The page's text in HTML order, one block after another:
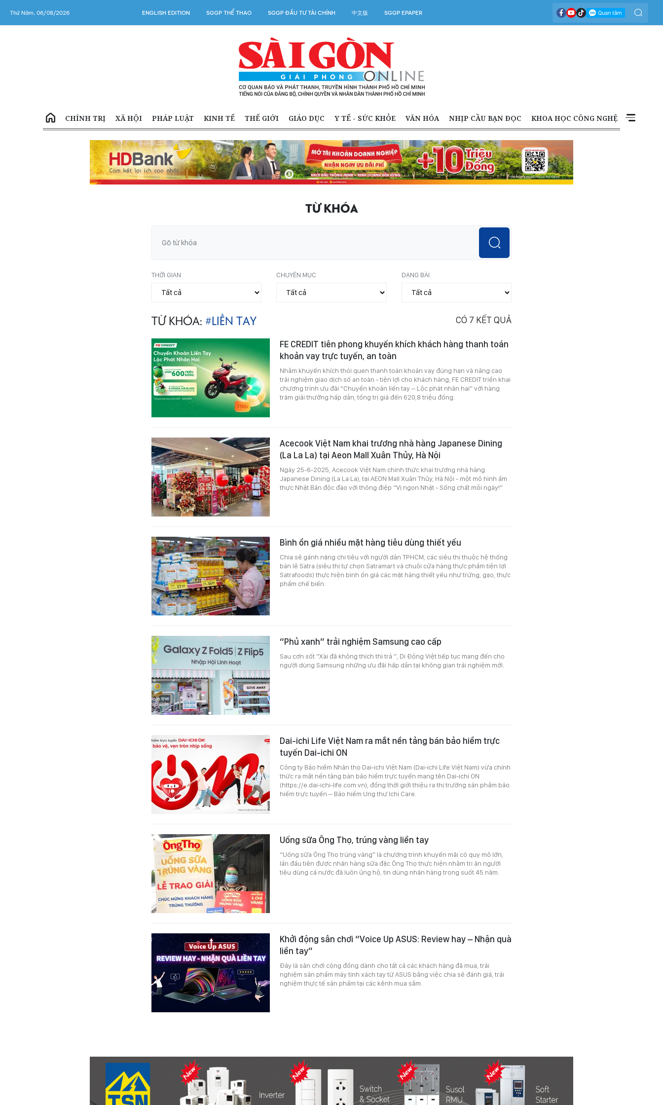
Thứ Năm, 06/08/2026 ENGLISH EDITION SGGP THỂ THAO SGGP ĐẦU TƯ TÀI CHÍNH 中文版 SGGP EPAPER
CHÍNH TRỊ XÃ HỘI PHÁP LUẬT KINH TẾ THẾ GIỚI GIÁO DỤC Y TẾ - SỨC KHỎE VĂN HÓA NHỊP CẦU BẠN ĐỌC KHOA HỌC CÔNG NGHỆ
TỪ KHÓA
THỜI GIAN CHUYÊN MỤC DẠNG BÀI
TỪ KHÓA: #LIỀN TAY CÓ 7 KẾT QUẢ
FE CREDIT tiên phong khuyến khích khách hàng thanh toán
khoản vay trực tuyến, an toàn
Nhằm khuyến khích thói quen thanh toán khoản vay đúng hạn và nâng cao
trải nghiệm giao dịch số an toàn - tiện lợi cho khách hàng, FE CREDIT triển khai
chương trình ưu đãi “Chuyển khoản liền tay – Lộc phát nhân hai” với hàng
trăm giải thưởng hấp dẫn, tổng trị giá đến 620,8 triệu đồng.
Acecook Việt Nam khai trương nhà hàng Japanese Dining
(La La La) tại Aeon Mall Xuân Thủy, Hà Nội
Ngày 25-6-2025, Acecook Việt Nam chính thức khai trương nhà hàng
Japanese Dining (La La La), tại AEON Mall Xuân Thủy, Hà Nội - một mô hình ẩm
thực Nhật Bản độc đáo với thông điệp “Vị ngon Nhật - Sống chất mỗi ngày!”
Bình ổn giá nhiều mặt hàng tiêu dùng thiết yếu
Chia sẻ gánh nặng chi tiêu với người dân TPHCM, các siêu thị thuộc hệ thống
bán lẻ Satra (siêu thị tự chọn Satramart và chuỗi cửa hàng thực phẩm tiện lợi
Satrafoods) thực hiện bình ổn giá các mặt hàng thiết yếu như trứng, gạo, thực
phẩm chế biến.
“Phủ xanh” trải nghiệm Samsung cao cấp
Sau cơn sốt “Xài đã không thích thì trả ”, Di Động Việt tiếp tục mang đến cho
người dùng Samsung những ưu đãi hấp dẫn tại không gian trải nghiệm mới.
Dai-ichi Life Việt Nam ra mắt nền tảng bán bảo hiểm trực
tuyến Dai-ichi ON
Công ty Bảo hiểm Nhân thọ Dai-ichi Việt Nam (Dai-ichi Life Việt Nam) vừa chính
thức ra mắt nền tảng bán bảo hiểm trực tuyến mang tên Dai-ichi ON
(https://e.dai-ichi-life.com.vn), đồng thời giới thiệu ra thị trường sản phẩm bảo
hiểm trực tuyến – Bảo hiểm Ung thư Ichi Care.
Uống sữa Ông Thọ, trúng vàng liền tay
“Uống sữa Ông Thọ trúng vàng” là chương trình khuyến mãi có quy mô lớn,
lần đầu tiên được nhãn hàng sữa đặc Ông Thọ thực hiện nhằm tri ân người
tiêu dùng cả nước đã luôn ủng hộ, tin dùng nhãn hàng trong suốt 45 năm.
Khởi động sân chơi “Voice Up ASUS: Review hay – Nhận quà
liền tay”
Đây là sân chơi cộng đồng dành cho tất cả các khách hàng đã mua, trải
nghiệm sản phẩm máy tính xách tay từ ASUS bằng việc chia sẻ đánh giá, trải
nghiệm thực tế sản phẩm tại các kênh mua sắm.